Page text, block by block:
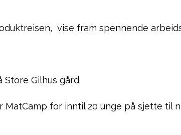
vise fram spennende
Gilhus gård.
for inntil 20 unge på sjette til